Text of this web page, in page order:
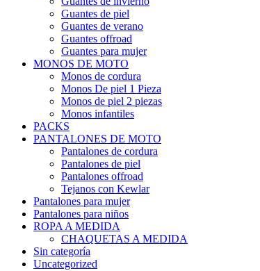
Guantes de piel
Guantes de verano
Guantes offroad
Guantes para mujer
MONOS DE MOTO
Monos de cordura
Monos De piel 1 Pieza
Monos de piel 2 piezas
Monos infantiles
PACKS
PANTALONES DE MOTO
Pantalones de cordura
Pantalones de piel
Pantalones offroad
Tejanos con Kewlar
Pantalones para mujer
Pantalones para niños
ROPA A MEDIDA
CHAQUETAS A MEDIDA
Sin categoría
Uncategorized